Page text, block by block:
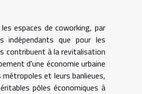
espaces de coworking, par
que pour les
contribuent à la revitalisation
d'une économie urbaine
et leurs banlieues,
pôles économiques à